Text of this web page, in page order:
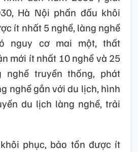
Hà Nội phấn đấu khôi
ít nhất 5 nghề, làng nghề
nguy cơ mai một, thất
mới ít nhất 10 nghề và 25
nghề truyền thống, phát
nghề gắn với du lịch, hình
du lịch làng nghề, trải
phục, bảo tồn được ít